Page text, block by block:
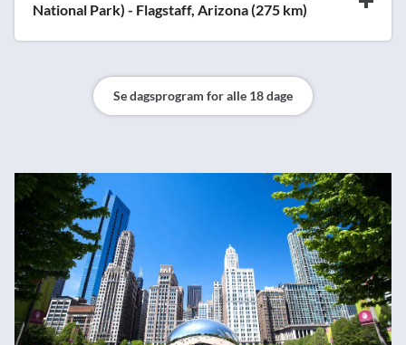
National Park) - Flagstaff, Arizona (275 km)
Se dagsprogram for alle 18 dage